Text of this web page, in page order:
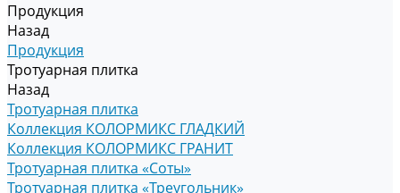
Продукция
Назад
Продукция
Тротуарная плитка
Назад
Тротуарная плитка
Коллекция КОЛОРМИКС ГЛАДКИЙ
Коллекция КОЛОРМИКС ГРАНИТ
Тротуарная плитка «Соты»
Тротуарная плитка «Треугольник»